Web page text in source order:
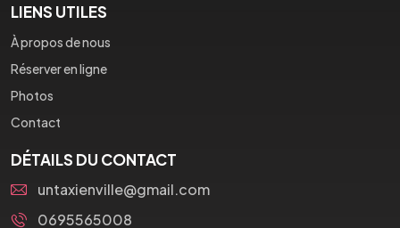
LIENS UTILES
À propos de nous
Réserver en ligne
Photos
Contact
DÉTAILS DU CONTACT
untaxienville@gmail.com
0695565008